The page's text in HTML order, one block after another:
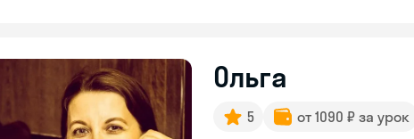
Ольга
5 от 1090 ₽ за урок